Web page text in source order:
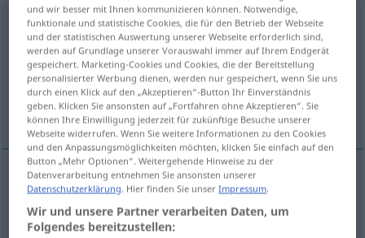
Auswertungf
Übersicht aller Übersetzungen
(Für mehr Details die Übersetzung anklicken/antippen)
evaluatie, gebruikmaking, gebruik
gebruikmaking, (het) gebruik Auswertung
evaluatie Auswertung
und wir besser mit Ihnen kommunizieren können. Notwendige,
funktionale und statistische Cookies, die für den Betrieb der Webseite
und der statistischen Auswertung unserer Webseite erforderlich sind,
werden auf Grundlage unserer Vorauswahl immer auf Ihrem Endgerät
gespeichert. Marketing-Cookies und Cookies, die der Bereitstellung
personalisierter Werbung dienen, werden nur gespeichert, wenn Sie uns
durch einen Klick auf den „Akzeptieren“-Button Ihr Einverständnis
geben. Klicken Sie ansonsten auf „Fortfahren ohne Akzeptieren“. Sie
können Ihre Einwilligung jederzeit für zukünftige Besuche unserer
Webseite widerrufen. Wenn Sie weitere Informationen zu den Cookies
und den Anpassungsmöglichkeiten möchten, klicken Sie einfach auf den
Button „Mehr Optionen“. Weitergehende Hinweise zu der
Datenverarbeitung entnehmen Sie ansonsten unserer
Datenschutzerklärung . Hier finden Sie unserImpressum
Wir und unsere Partner verarbeiten Daten, um
Folgendes bereitzustellen: